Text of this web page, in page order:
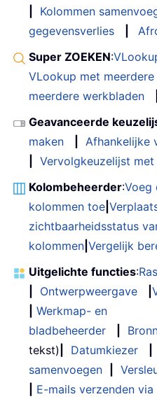
Kolommen
gegevensverlies
Super ZOEKEN:
VLookup met
meerdere werkbladen
Geavanceerde
maken
Afhankelijke
Vervolgkeuzelijst
Kolombeheerder:Voeg
kolommen toe
zichtbaarheidsstatus
kolommen Vergelijk
Uitgelichte functies:
Ontwerpweergave
Werkmap- en
bladbeheerder
tekst)
Datumkiezer
samenvoegen
E-mails verzenden via